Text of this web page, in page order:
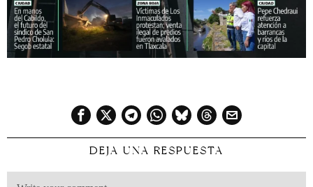
DEJA UNA RESPUESTA